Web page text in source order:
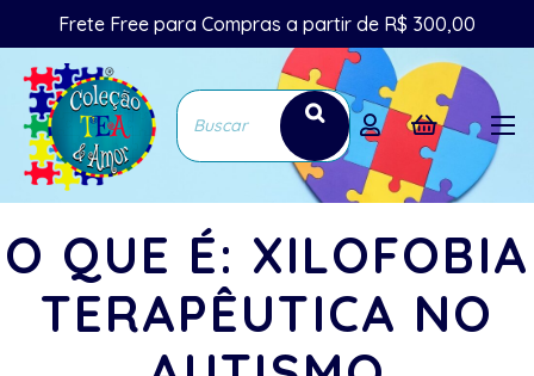
Frete Free para Compras a partir de R$ 300,00
O QUE É: XILOFOBIA
TERAPÊUTICA NO